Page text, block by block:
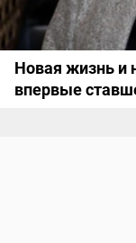
Новая жизнь и
впервые